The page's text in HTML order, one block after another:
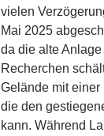
vielen
Mai 2025
da die alte
Recherchen
Gelände mit
die den
kann. Während